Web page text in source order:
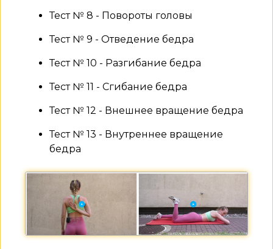
Тест № 8 - Повороты головы
Тест № 9 - Отведение бедра
Тест № 10 - Разгибание бедра
Тест № 11 - Сгибание бедра
Тест № 12 - Внешнее вращение бедра
Тест № 13 - Внутреннее вращение
бедра